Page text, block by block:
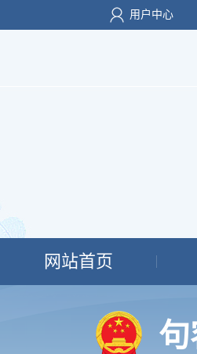
用户中心
网站首页